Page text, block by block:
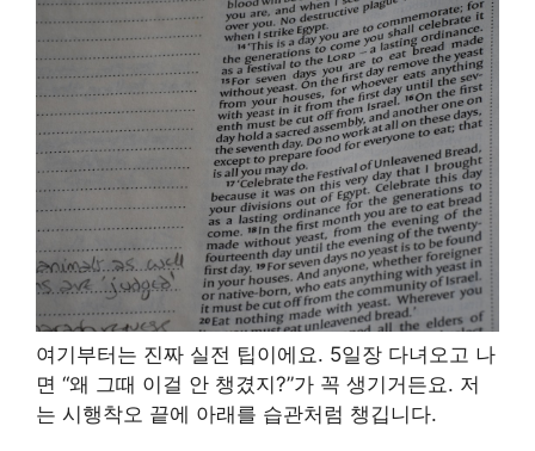
여기부터는 진짜 실전 팁이에요. 5일장 다녀오고 나
면 “왜 그때 이걸 안 챙겼지?”가 꼭 생기거든요. 저
는 시행착오 끝에 아래를 습관처럼 챙깁니다.